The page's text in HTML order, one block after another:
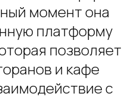
момент она
платформу
позволяет
и кафе
с